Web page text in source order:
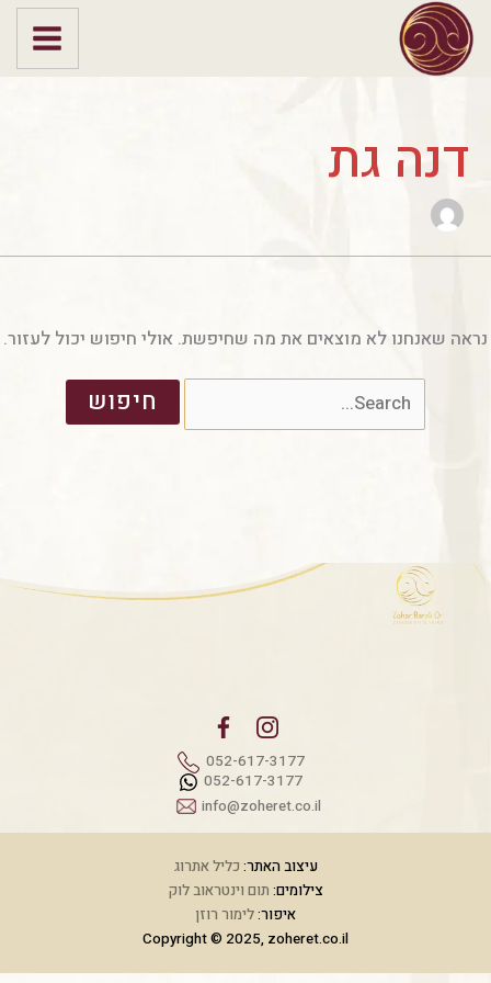
דילוג
לתוכן
דנה גת
נראה שאנחנו לא מוצאים את מה שחיפשת. אולי חיפוש יכול לעזור.
Search
for:
052-617-3177
052-617-3177
info@zoheret.co.il
עיצוב האתר: כליל אתרוג
צילומים: תום וינטראוב לוק
איפור:לימור רוזן
Copyright © 2025, zoheret.co.il